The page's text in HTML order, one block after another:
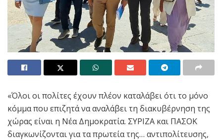
«Όλοι οι πολίτες έχουν πλέον καταλάβει ότι το μόνο
κόμμα που επιζητά να αναλάβει τη διακυβέρνηση της
χώρας είναι η Νέα Δημοκρατία. ΣΥΡΙΖΑ και ΠΑΣΟΚ
διαγκωνίζονται για τα πρωτεία της… αντιπολίτευσης,